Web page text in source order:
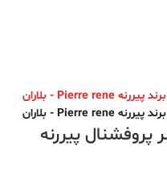
پیررنه